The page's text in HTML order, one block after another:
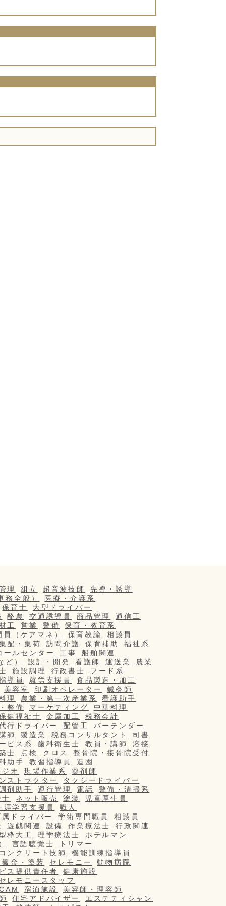
理 組立 超音波技師
先導・誘導
務全般）
医療・介護系
保育士
大型ドライバー
酪農 交通誘導員 商品管理
通信工
工
営業 警備
保育・教育系
（ケアマネ）
保育教諭
相談員
配・集荷
訪問介護 保育補助
福祉系
ールセンター
工事
船舶関連
ど）
設計・開発 看護師 運送業
農業
施設調理 行政書士
フード系
導員
就労支援員
食品製造・加工
美容室
印刷オペレーター
鍼灸師
理
農業・第一次産業系
看護助手
整備
マーケティング
中華料理
健福祉士
金属加工
税務会計
行ドライバー
配管工
バーテンダー
師
製造業 税務コンサルタント
司書
ビス系
歯科衛生士 教員・講師
溶接
士
点検 クロス
整骨院・接骨院受付
助手
教習指導員
造園
オ
現場作業系
薬剤師
ストラクター
タクシードライバー
剤助手
運行管理 電話
警備・清掃系
ネット販売 塗装
児童厚生員
涯学習支援員
職人
属ドライバー
学術専門職員
相談員
遊戯関連 設備 作業療法士
行政関連
枠大工
理学療法士
ホテルマン
言語聴覚士
トリマー
ンクリート技師
機能訓練指導員
金・塗装
セレモニー
動物病院
ス提供責任者
健康施設
レモニースタッフ
宿泊施設
美容師・理容師
住宅アドバイザー
エステティシャン